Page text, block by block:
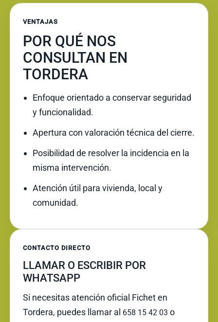
VENTAJAS
POR QUÉ NOS
CONSULTAN EN
TORDERA
Enfoque orientado a conservar seguridad
y funcionalidad.
Apertura con valoración técnica del cierre.
Posibilidad de resolver la incidencia en la
misma intervención.
Atención útil para vivienda, local y
comunidad.
CONTACTO DIRECTO
LLAMAR O ESCRIBIR POR
WHATSAPP
Si necesitas atención oficial Fichet en
Tordera, puedes llamar al 658 15 42 03 o